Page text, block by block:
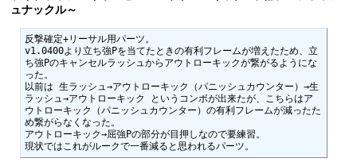
ュナックル～
反撃確定+リーサル用パーツ。
v1.0400より立ち強Pを当てたときの有利フレームが増えたため、立
ち強Pのキャンセルラッシュからアウトローキックが繋がるようにな
った。
以前は 生ラッシュ→アウトローキック（パニッシュカウンター）→生
ラッシュ→アウトローキック というコンボが出来たが、こちらはア
ウトローキック（パニッシュカウンター）の有利フレームが減ったた
め繋がらなくなった。
アウトローキック→屈強Pの部分が目押しなので要練習。
現状ではこれがルークで一番減ると思われるパーツ。